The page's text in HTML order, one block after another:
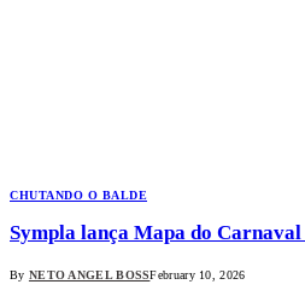
CHUTANDO O BALDE
Sympla lança Mapa do
By NETO ANGEL BOSSFebruary 10, 2026